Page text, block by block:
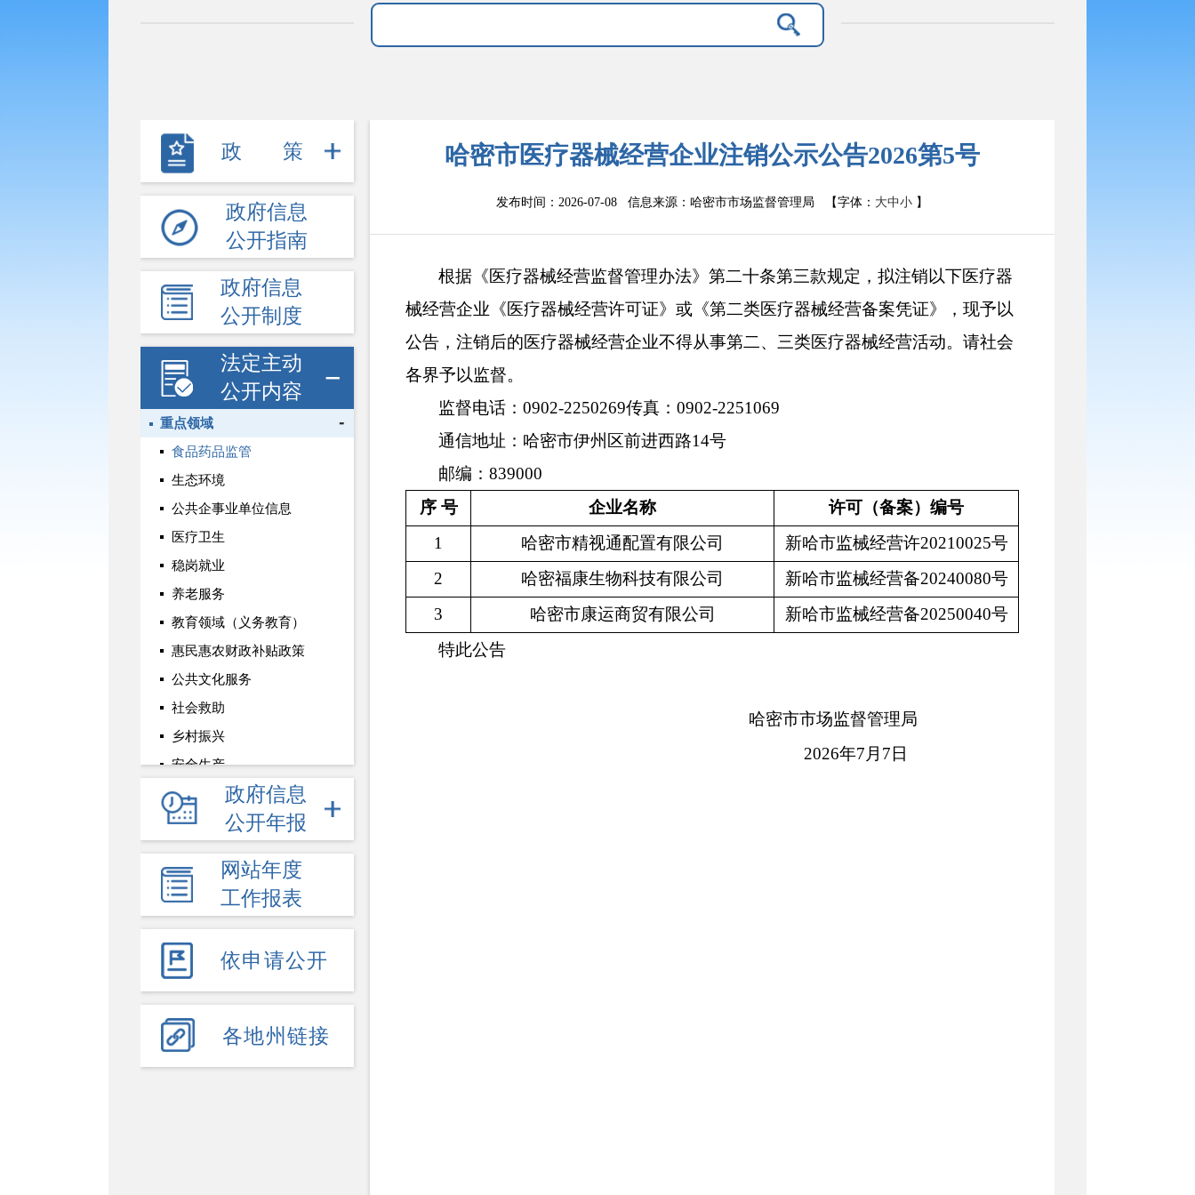
政策
政府信息
公开指南
政府信息
公开制度
法定主动
公开内容
重大会议信息
权责清单
处罚许可双公示
行政强制及其他对外管理服务
重大行政决策预公开
提案议案答复
重大项目和公共资源配置
重点领域
食品药品监管
生态环境
公共企事业单位信息
医疗卫生
稳岗就业
养老服务
教育领域（义务教育）
惠民惠农财政补贴政策
公共文化服务
社会救助
乡村振兴
安全生产
基层政务公开标准化建设
优化营商环境
哈密水利
产品质量
双随机、一公开
哈密旅游
交通运输
自然资源
政府信息
公开年报
网站年度
工作报表
依申请公开
各地州链接
哈密市医疗器械经营企业注销公示公告2026第5号
发布时间：2026-07-08 信息来源： 哈密市市场监督管理局 【字体： 大中小 】
根据《医疗器械经营监督管理办法》第二十条第三款规定，拟注销以下医疗器
械经营企业《医疗器械经营许可证》或《第二类医疗器械经营备案凭证》，现予以
公告，注销后的医疗器械经营企业不得从事第二、三类医疗器械经营活动。请社会
各界予以监督。
监督电话：0902-2250269传真：0902-2251069
通信地址：哈密市伊州区前进西路14号
邮编：839000
序 号 企业名称
许可（备案）编号
1
哈密市精视通配置有限公司 新哈市监械经营许20210025号
2
哈密福康生物科技有限公司 新哈市监械经营备20240080号
3
哈密市康运商贸有限公司 新哈市监械经营备20250040号
特此公告
哈密市市场监督管理局
2026年7 月 7 日